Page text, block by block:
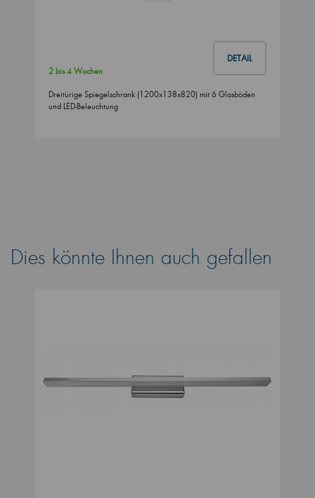
DETAIL
2 bis 4 Wochen
Dreitürige Spiegelschrank (1200x138x820) mit 6 Glasböden
und LED-Beleuchtung
Dies könnte Ihnen auch gefallen